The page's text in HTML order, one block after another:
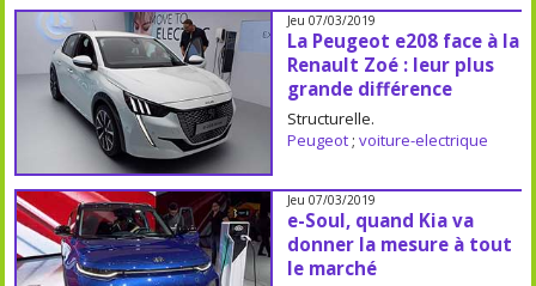
Jeu 07/03/2019
La Peugeot e208 face à la
Renault Zoé : leur plus
grande différence
Structurelle.
Peugeot; voiture-electrique
Jeu 07/03/2019
e-Soul, quand Kia va
donner la mesure à tout
le marché